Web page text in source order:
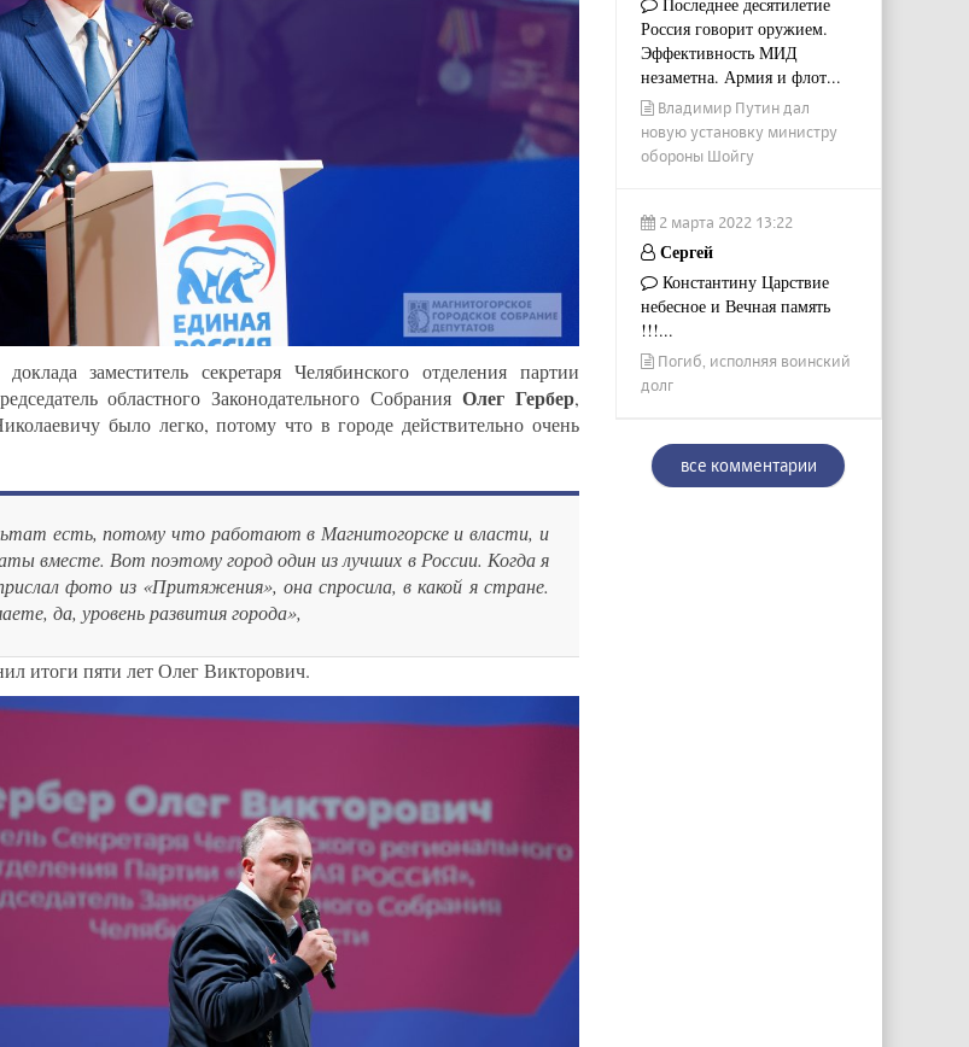
заместитель секретаря Челябинского отделения партии
областного Законодательного Собрания Олег Гербер,
было легко, потому что в городе действительно очень
есть, потому что работают в Магнитогорске и власти, и
вместе. Вот поэтому город один из лучших в России. Когда я
фото из «Притяжения», она спросила, в какой я стране.
да, уровень развития города»,
итоги пяти лет Олег Викторович.
Россия говорит оружием.
Эффективность МИД
незаметна. Армия и флот...
Владимир Путин дал
новую установку министру
обороны Шойгу
2 марта 2022 13:22
Сергей
Константину Царствие
небесное и Вечная память
!!!...
Погиб, исполняя воинский
долг
все комментарии